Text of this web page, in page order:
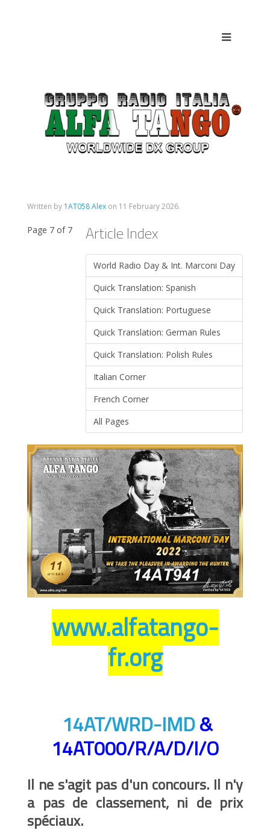
Written by 1AT058 Alex on 11 February 2026.
Article Index
World Radio Day & Int. Marconi Day
Quick Translation: Spanish
Quick Translation: Portuguese
Quick Translation: German Rules
Quick Translation: Polish Rules
Italian Corner
French Corner
All Pages
Page 7 of 7
www.alfatango-
fr.org
14AT/WRD-IMD&
14AT000/R/A/D/I/O
Il ne s'agit pas d'un concours. Il n'y
a pas de classement, ni de prix
spéciaux.